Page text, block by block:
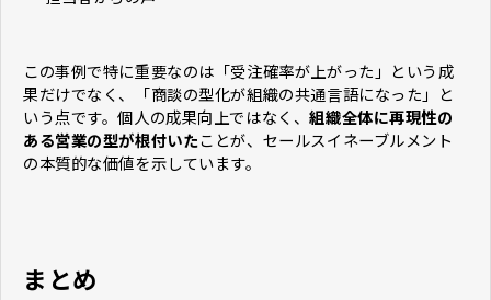
この事例で特に重要なのは「受注確率が上がった」という成
果だけでなく、「商談の型化が組織の共通言語になった」と
いう点です。個人の成果向上ではなく、組織全体に再現性の
ある営業の型が根付いたことが、セールスイネーブルメント
の本質的な価値を示しています。
まとめ